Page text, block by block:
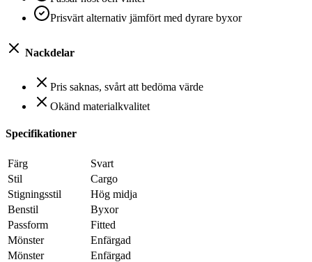
Prisvärt alternativ jämfört med dyrare byxor
Nackdelar
Pris saknas, svårt att bedöma värde
Okänd materialkvalitet
Specifikationer
Färg
Svart
Stil
Cargo
Stigningsstil
Hög midja
Benstil
Byxor
Passform
Fitted
Mönster
Enfärgad
Mönster
Enfärgad